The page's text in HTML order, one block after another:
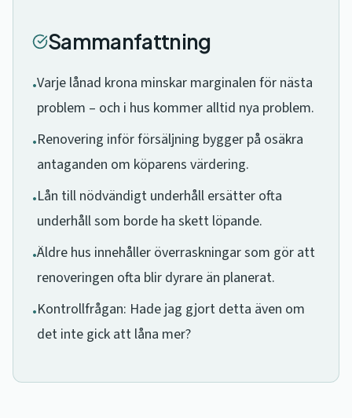
Sammanfattning
•Varje lånad krona minskar marginalen för nästa
problem – och i hus kommer alltid nya problem.
•Renovering inför försäljning bygger på osäkra
antaganden om köparens värdering.
•Lån till nödvändigt underhåll ersätter ofta
underhåll som borde ha skett löpande.
•Äldre hus innehåller överraskningar som gör att
renoveringen ofta blir dyrare än planerat.
•Kontrollfrågan: Hade jag gjort detta även om
det inte gick att låna mer?